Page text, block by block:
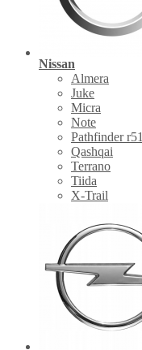
Nissan
Almera
Juke
Micra
Note
Pathfinder r51
Qashqai
Terrano
Tiida
X-Trail